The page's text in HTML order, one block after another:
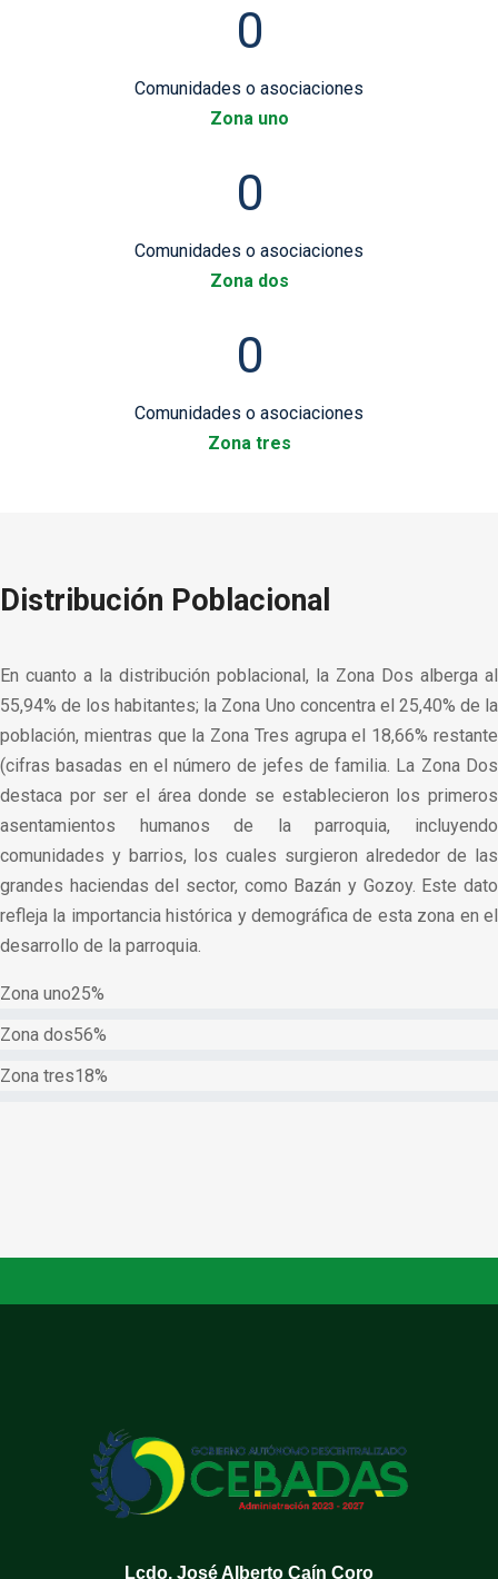
0
Comunidades o asociaciones
Zona uno
0
Comunidades o asociaciones
Zona dos
0
Comunidades o asociaciones
Zona tres
Distribución Poblacional
En cuanto a la distribución poblacional, la Zona Dos alberga al
55,94% de los habitantes; la Zona Uno concentra el 25,40% de la
población, mientras que la Zona Tres agrupa el 18,66% restante
(cifras basadas en el número de jefes de familia. La Zona Dos
destaca por ser el área donde se establecieron los primeros
asentamientos humanos de la parroquia, incluyendo
comunidades y barrios, los cuales surgieron alrededor de las
grandes haciendas del sector, como Bazán y Gozoy. Este dato
refleja la importancia histórica y demográfica de esta zona en el
desarrollo de la parroquia.
Zona uno25%
Zona dos56%
Zona tres18%
Lcdo. José Alberto Caín Coro